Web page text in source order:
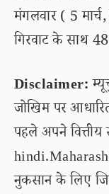
मंगलवार ( 5
गिरवाट के साथ
Disclaimer:
जोखिम पर
पहले अपने
नुकसान के लिए